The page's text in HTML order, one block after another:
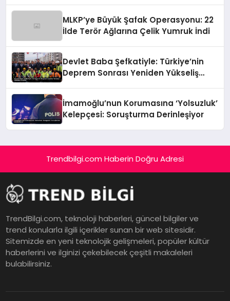
MLKP’ye Büyük Şafak Operasyonu: 22
İlde Terör Ağlarına Çelik Yumruk İndi
Devlet Baba Şefkatiyle: Türkiye’nin
Deprem Sonrası Yeniden Yükseliş
İmamoğlu’nun Korumasına ‘Yolsuzluk’
Kelepçesi: Soruşturma Derinleşiyor
Trendbilgi.com Haberin Doğru Adresi
TrendBilgi.com, teknoloji haberleri, güncel bilgiler ve
trend konularla ilgili içerikler sunan bir web sitesidir.
Sitemizde en yeni teknolojik gelişmeleri, popüler kültür
haberlerini ve ilginizi çekebilecek çeşitli makaleleri
bulabilirsiniz.